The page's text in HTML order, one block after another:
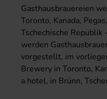
Gasthausbrauereien
Toronto, Kanada,
Tschechische
werden
vorgestellt, im
Brewery in Toronto,
a hotel, in Brünn,